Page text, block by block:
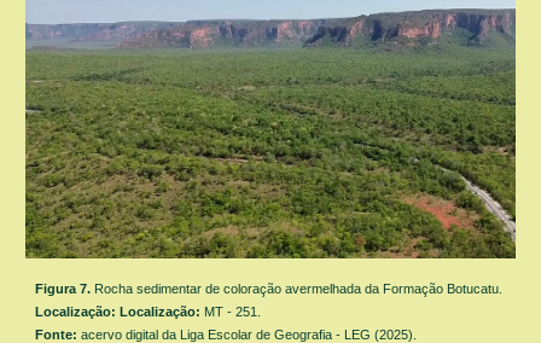
Figura7. Rocha sedimentar de coloração avermelhada da Formação Botucatu.
Localização: Localização: MT - 251.
Fonte:acervo digital da Liga Escolar de Geografia - LEG (2025).